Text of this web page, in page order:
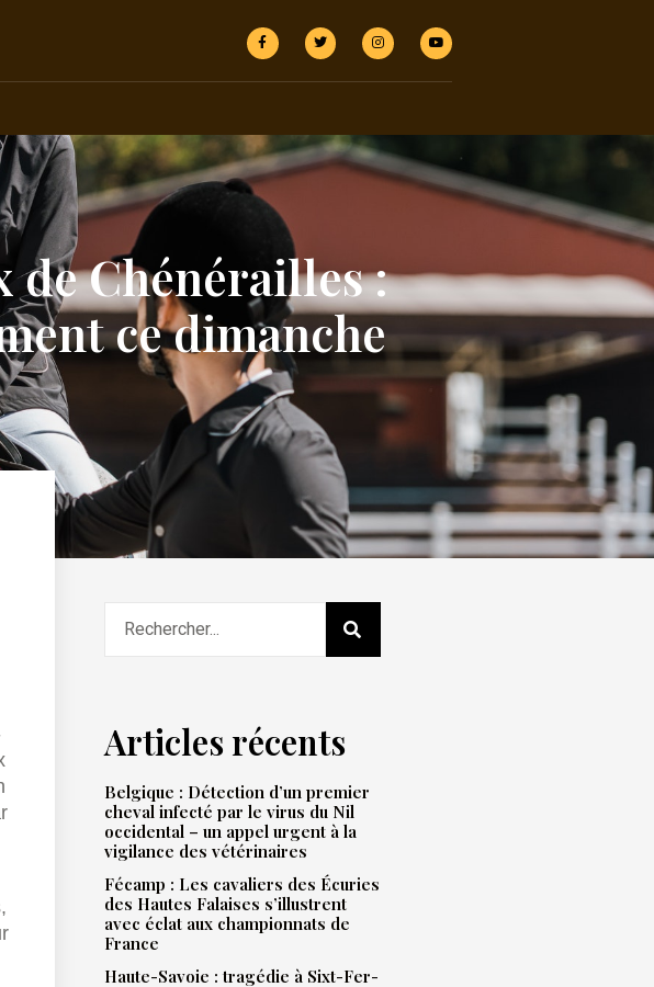
de Chénérailles :
ce dimanche
Articles récents
Belgique : Détection d’un premier
cheval infecté par le virus du Nil
occidental – un appel urgent à la
vigilance des vétérinaires
Fécamp : Les cavaliers des Écuries
des Hautes Falaises s’illustrent
avec éclat aux championnats de
France
Haute-Savoie : tragédie à Sixt-Fer-